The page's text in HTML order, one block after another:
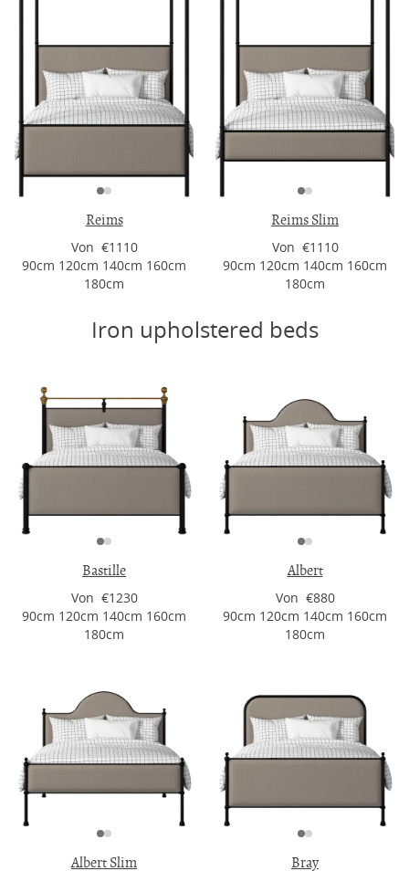
Reims
Von €1110
90cm 120cm 140cm 160cm
180cm
Reims Slim
Von €1110
90cm 120cm 140cm 160cm
180cm
Iron upholstered beds
Bastille
Von €1230
90cm 120cm 140cm 160cm
180cm
Albert
Von €880
90cm 120cm 140cm 160cm
180cm
Albert Slim Bray